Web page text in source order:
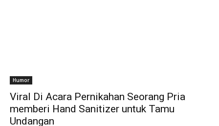
Humor
Viral Di Acara Pernikahan Seorang Pria
memberi Hand Sanitizer untuk Tamu
Undangan